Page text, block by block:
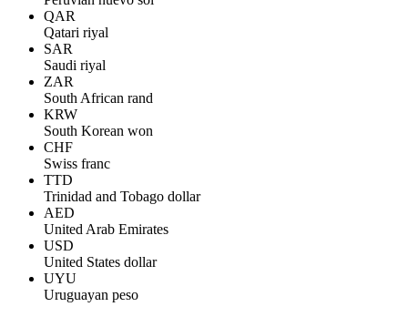
QAR
Qatari riyal
SAR
Saudi riyal
ZAR
South African rand
KRW
South Korean won
CHF
Swiss franc
TTD
Trinidad and Tobago dollar
AED
United Arab Emirates
USD
United States dollar
UYU
Uruguayan peso